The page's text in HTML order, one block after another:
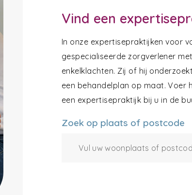
Vind een
In onze expertisepraktijken voor
gespecialiseerde zorgverlener
enkelklachten. Zij of hij
een behandelplan op maat. Voer
een expertisepraktijk bij u in de
Zoek op plaats of postcode